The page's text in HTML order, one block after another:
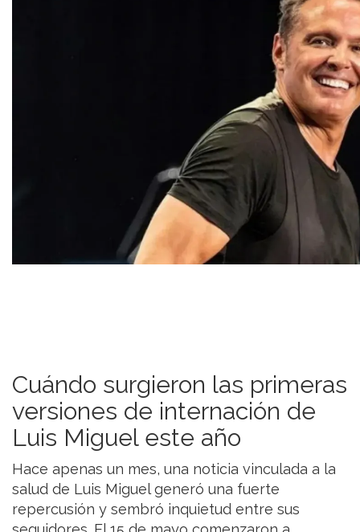
Cuándo surgieron las primeras
versiones de internación de
Luis Miguel este año
Hace apenas un mes, una noticia vinculada a la
salud de Luis Miguel generó una fuerte
repercusión y sembró inquietud entre sus